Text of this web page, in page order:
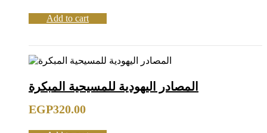
Add to cart
المصادر اليهودية للمسيحية المبكرة
EGP320.00